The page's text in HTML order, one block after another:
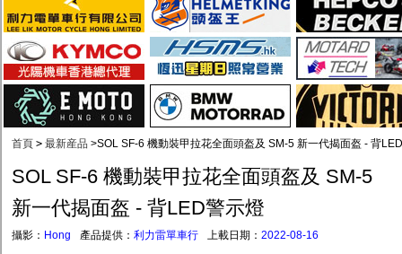
首頁 > 最新産品 >SOL SF-6 機動裝甲拉花全面頭盔及 SM-5 新一代揭面盔 - 背
SOL SF-6 機動裝甲拉花全面頭盔及 SM-5
新一代揭面盔 - 背LED警示燈
攝影： Hong 產品提供： 利力雷單車行 上載日期： 2022-08-16